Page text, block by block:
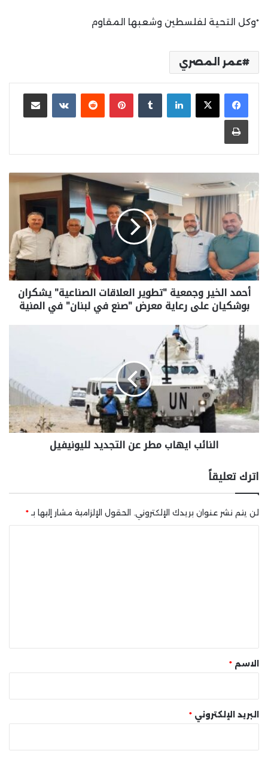
*وكل التحية لفلسطين وشعبها المقاوم
عمر المصري
لينكدإن بينتيريست مشاركة عبر البريد
طباعة
أحمد الخير وجمعية "تطوير العلاقات الصناعية" يشكران
بوشكيان على رعاية معرض "صنع في لبنان" في المنية
النائب ايهاب مطر عن التجديد لليونيفيل
اترك تعليقاً
لن يتم نشر عنوان بريدك الإلكتروني. الحقول الإلزامية مشار إليها بـ *
* الاسم *
البريد الإلكتروني *